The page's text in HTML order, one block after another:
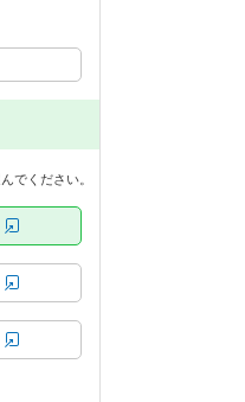
でください。